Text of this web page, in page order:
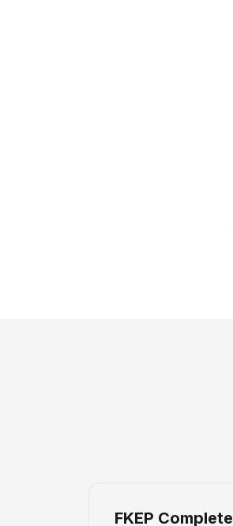
FKEP Complete